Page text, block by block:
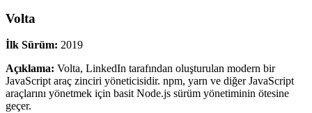
Volta
İlk Sürüm: 2019
Açıklama: Volta, LinkedIn tarafından oluşturulan modern bir
JavaScript araç zinciri yöneticisidir. npm, yarn ve diğer JavaScript
araçlarını yönetmek için basit Node.js sürüm yönetiminin ötesine
geçer.